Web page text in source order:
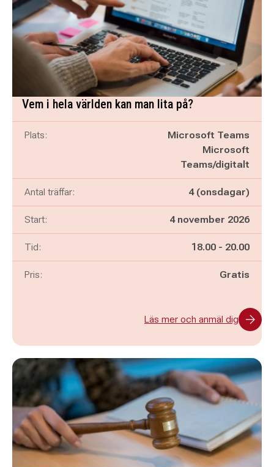
Vem i hela världen kan man lita på?
Plats:
Microsoft Teams
Microsoft
Teams/digitalt
Antal träffar: 4 (onsdagar)
Start: 4 november 2026
Tid: Pågår mellan
18.00 - och
20.00
Pris: Gratis
Läs mer och anmäl dig